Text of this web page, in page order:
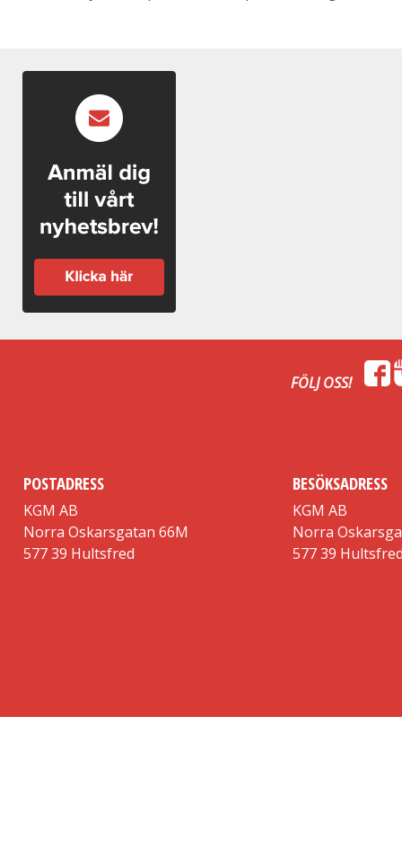
FÖLJ OSS!
POSTADRESS
KGM AB
Norra Oskarsgatan 66M
577 39 Hultsfred
BESÖKSADRESS
KGM AB
Norra
577 39